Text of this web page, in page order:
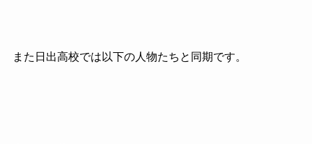
また日出高校では以下の人物たちと同期です。